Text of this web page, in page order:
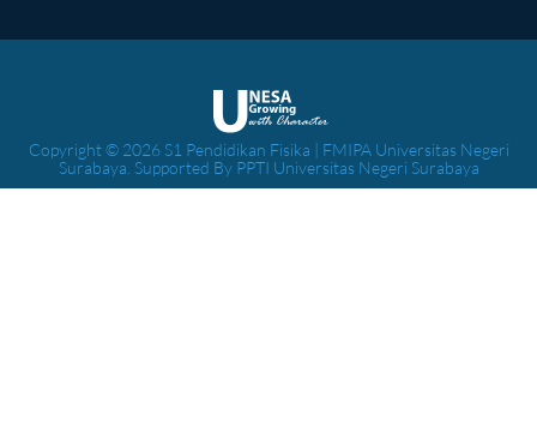
Copyright © 2026 S1 Pendidikan Fisika | FMIPA Universitas Negeri
Surabaya. Supported By PPTI Universitas Negeri Surabaya